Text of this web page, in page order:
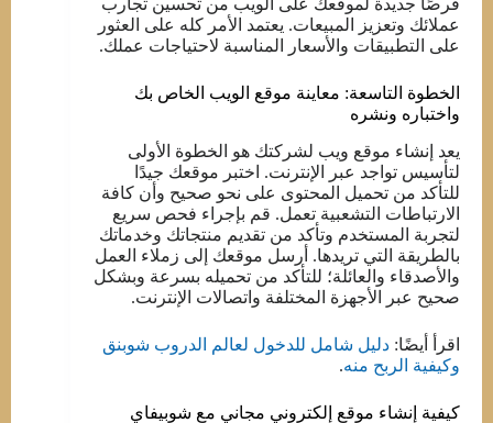
فرصًا جديدة لموقعك على الويب من تحسين تجارب
عملائك وتعزيز المبيعات. يعتمد الأمر كله على العثور
على التطبيقات والأسعار المناسبة لاحتياجات عملك.
الخطوة التاسعة: معاينة موقع الويب الخاص بك
واختباره ونشره
يعد إنشاء موقع ويب لشركتك هو الخطوة الأولى
لتأسيس تواجد عبر الإنترنت. اختبر موقعك جيدًا
للتأكد من تحميل المحتوى على نحو صحيح وأن كافة
الارتباطات التشعبية تعمل. قم بإجراء فحص سريع
لتجربة المستخدم وتأكد من تقديم منتجاتك وخدماتك
بالطريقة التي تريدها. أرسل موقعك إلى زملاء العمل
والأصدقاء والعائلة؛ للتأكد من تحميله بسرعة وبشكل
صحيح عبر الأجهزة المختلفة واتصالات الإنترنت.
اقرأ أيضًا: دليل شامل للدخول لعالم الدروب شوبنق
وكيفية الربح منه.
كيفية إنشاء موقع إلكتروني مجاني مع شوبيفاي